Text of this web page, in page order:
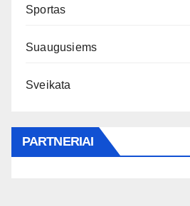
Sportas
Suaugusiems
Sveikata
PARTNERIAI